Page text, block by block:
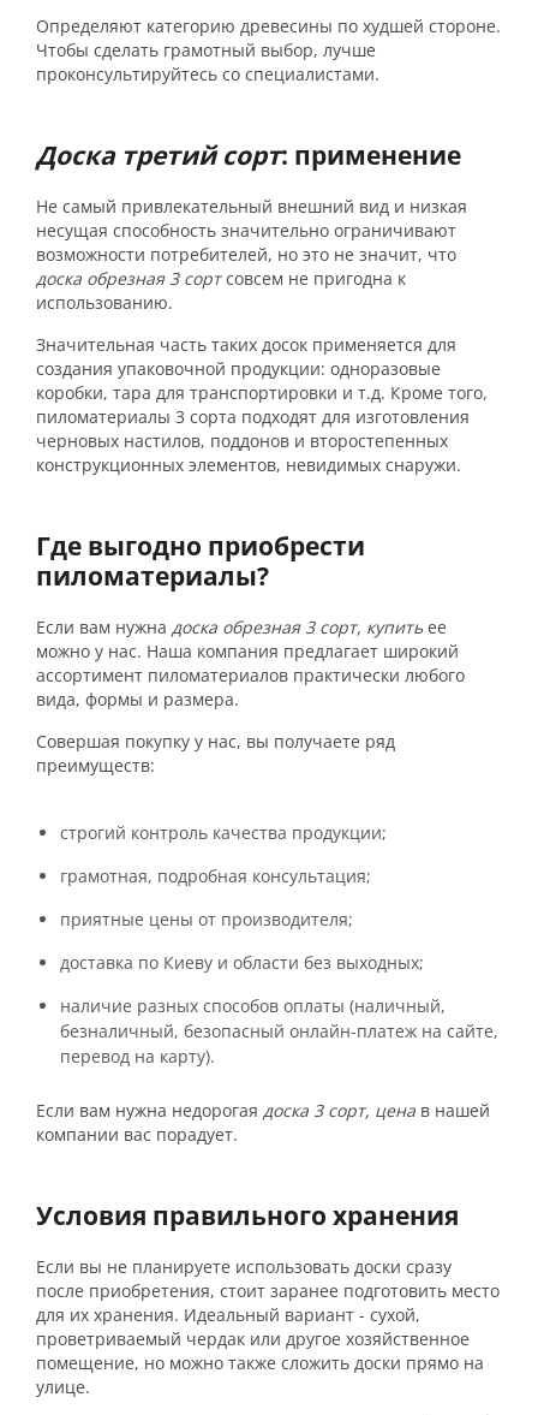
Определяют категорию древесины по худшей стороне.
Чтобы сделать грамотный выбор, лучше
проконсультируйтесь со специалистами.
Доска третий сорт: применение
Не самый привлекательный внешний вид и низкая
несущая способность значительно ограничивают
возможности потребителей, но это не значит, что
доска обрезная 3 сортсовсем не пригодна к
использованию.
Значительная часть таких досок применяется для
создания упаковочной продукции: одноразовые
коробки, тара для транспортировки и т.д. Кроме того,
пиломатериалы 3 сорта подходят для изготовления
черновых настилов, поддонов и второстепенных
конструкционных элементов, невидимых снаружи.
Где выгодно приобрести
пиломатериалы?
Если вам нужна доска обрезная 3 сорт, купить ее
можно у нас. Наша компания предлагает широкий
ассортимент пиломатериалов практически любого
вида, формы и размера.
Совершая покупку у нас, вы получаете ряд
преимуществ:
строгий контроль качества продукции;
грамотная, подробная консультация;
приятные цены от производителя;
доставка по Киеву и области без выходных;
наличие разных способов оплаты (наличный,
безналичный, безопасный онлайн-платеж на сайте,
перевод на карту).
Если вам нужна недорогая доска 3 сорт, цена в нашей
компании вас порадует.
Условия правильного хранения
Если вы не планируете использовать доски сразу
после приобретения, стоит заранее подготовить место
для их хранения. Идеальный вариант - сухой,
проветриваемый чердак или другое хозяйственное
помещение, но можно также сложить доски прямо на
улице.